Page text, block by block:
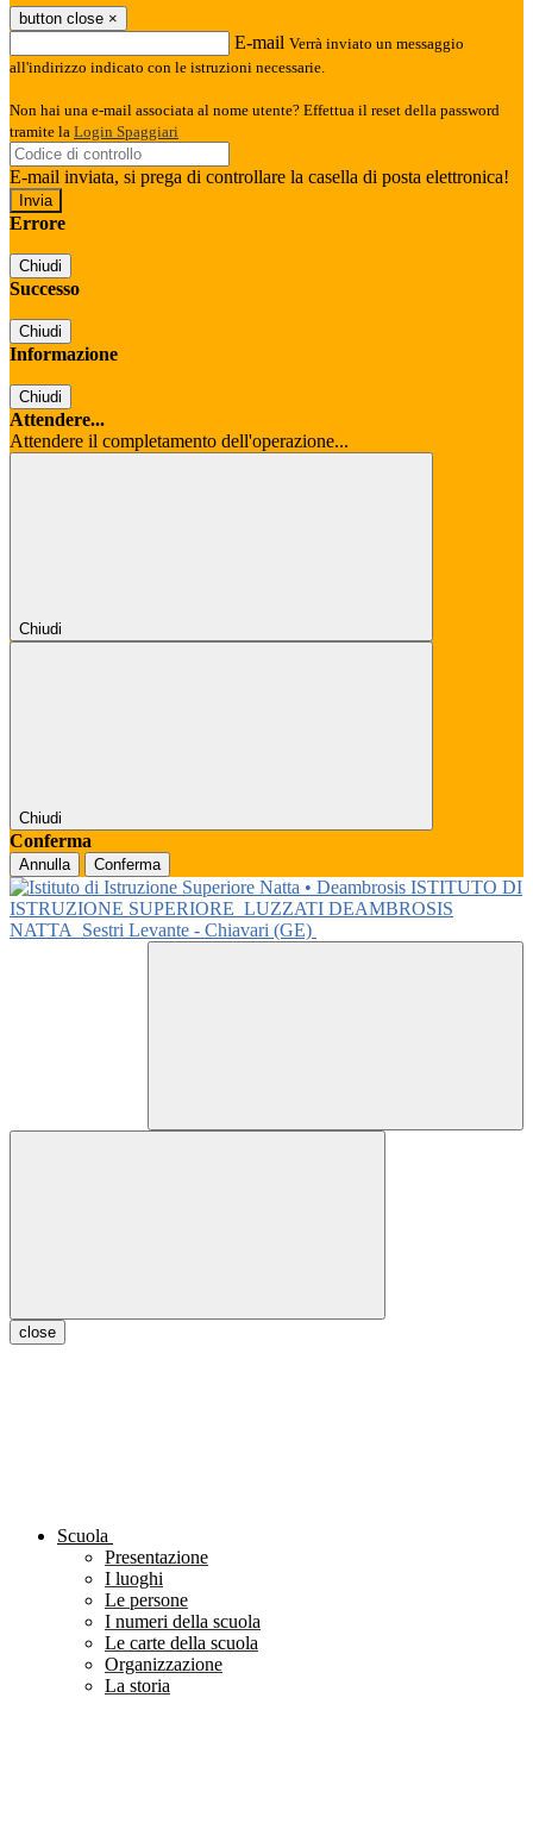
button close ×
E-mail Verrà inviato un messaggio
all'indirizzo indicato con le istruzioni necessarie.
Non hai una e-mail associata al nome utente? Effettua il reset della password
tramite la Login Spaggiari
E-mail inviata, si prega di controllare la casella di posta elettronica!
Errore
Chiudi
Successo
Chiudi
Informazione
Chiudi
Attendere...
Attendere il completamento dell'operazione...
Chiudi
Chiudi
Conferma
Annulla Conferma
ISTITUTO DI
ISTRUZIONE SUPERIORE LUZZATI DEAMBROSIS
NATTA
Sestri Levante - Chiavari (GE)
close
Scuola
Presentazione
I luoghi
Le persone
I numeri della scuola
Le carte della scuola
Organizzazione
La storia